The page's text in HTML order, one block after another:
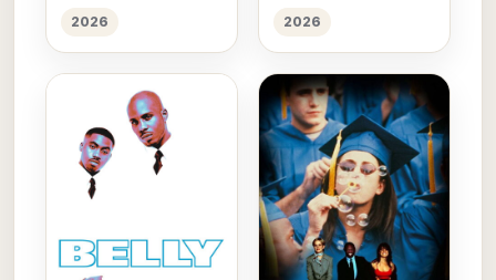
2026 2026